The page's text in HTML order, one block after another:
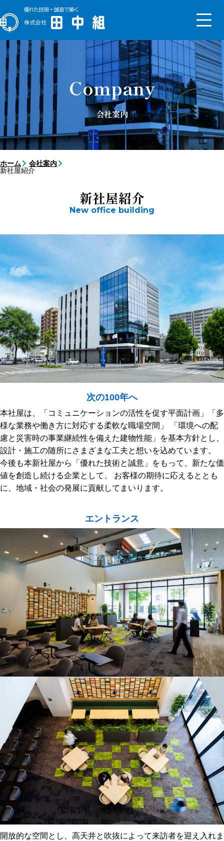
トップメッセージ
会社概要
沿革
組織図
新社屋
サステナビリティ
SDGs
ISO
コンプライアンス
事業継続計画
健康経営の取り組み
Company
会社案内
ホーム
会社案内
新社屋紹介
新社屋紹介
New office building
次の100年へ
本社屋は、「コミュニケーションの活性を促す平面計画」「多
様な業務や働き方に対応する柔軟な職場空間」
「環境への配
慮と災害時の事業継続性を備えた建物性能」を基本方針とし、
設計・施工の随所にさまざまな工夫と想いを込めています。
今後も本新社屋から「優れた技術と誠意」をもって、新たな価
値を創造し続ける企業として、
お客様の期待に応えるととも
に、地域・社会の発展に貢献してまいります。
エントランス
開放的な空間とし、高天井と吹抜によって来訪者を迎え入れま